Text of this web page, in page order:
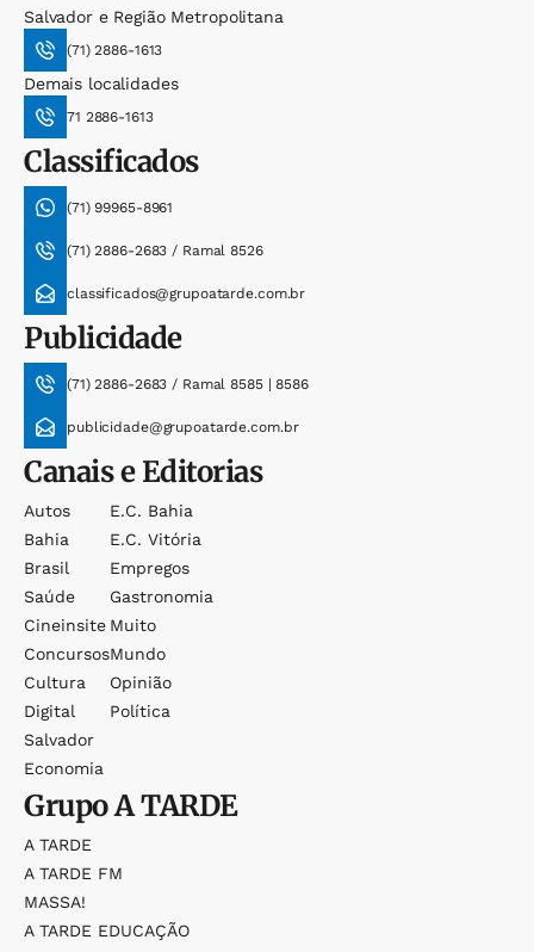
Salvador e Região Metropolitana
(71) 2886-1613
Demais localidades
71 2886-1613
Classificados
(71) 99965-8961
(71) 2886-2683 / Ramal 8526
classificados@grupoatarde.com.br
Publicidade
(71) 2886-2683 / Ramal 8585 | 8586
publicidade@grupoatarde.com.br
Canais e Editorias
Autos
Bahia
Brasil
Saúde
Cineinsite
Concursos
Cultura
Digital
Salvador
Economia
E.c. Bahia
E.c. Vitória
Empregos
Gastronomia
Muito
Mundo
Opinião
Política
GrupoA TARDE
A TARDE
A TARDE FM
MASSA!
A TARDE EDUCAÇÃO